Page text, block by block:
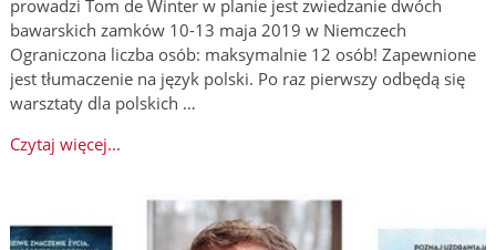
prowadzi Tom de Winter w planie jest zwiedzanie dwóch
bawarskich zamków 10-13 maja 2019 w Niemczech
Ograniczona liczba osób: maksymalnie 12 osób! Zapewnione
jest tłumaczenie na język polski. Po raz pierwszy odbędą się
warsztaty dla polskich …
Czytaj więcej...